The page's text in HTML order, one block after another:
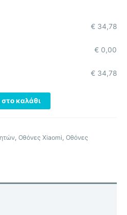
34,78
€
0,00
€
34,78
€
καλάθι
, Οθόνες Xiaomi, Οθόνες